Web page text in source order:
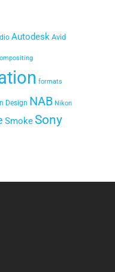
Autodesk Avid
formats
Design NAB Nikon
SmokeSony